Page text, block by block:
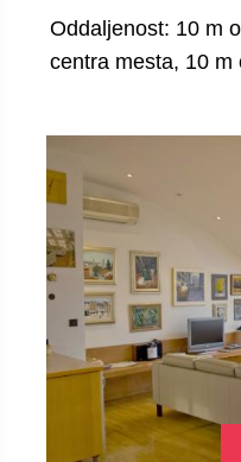
Oddaljenost: 10 m
centra mesta, 10 m